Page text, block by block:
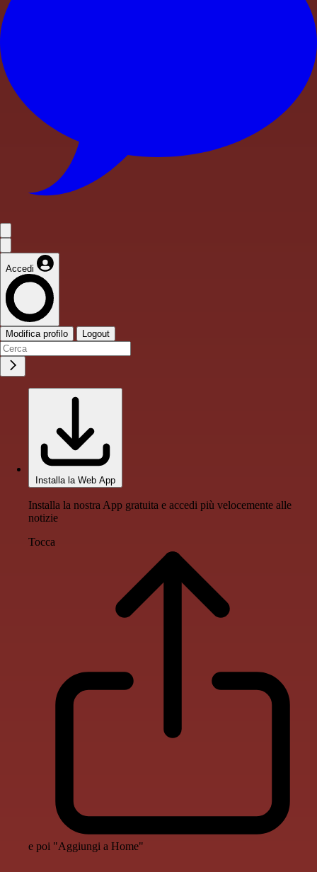
Accedi
Modifica profilo Logout
Installa la Web App
Installa la nostra App gratuita e accedi più velocemente alle
notizie
Tocca
e poi "Aggiungi a Home"